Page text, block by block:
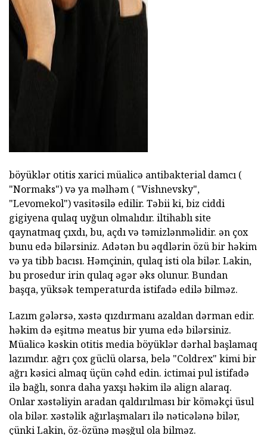
böyüklər otitis xarici müalicə antibakterial damcı (
"Normaks") və ya məlhəm ( "Vishnevsky",
"Levomekol") vasitəsilə edilir. Təbii ki, biz ciddi
gigiyena qulaq uyğun olmalıdır. iltihablı site
qaynatmaq çıxdı, bu, açdı və təmizlənməlidir. ən çox
bunu edə bilərsiniz. Adətən bu əqdlərin özü bir həkim
və ya tibb bacısı. Həmçinin, qulaq isti ola bilər. Lakin,
bu prosedur irin qulaq əgər əks olunur. Bundan
başqa, yüksək temperaturda istifadə edilə bilməz.
Lazım gələrsə, xəstə qızdırmanı azaldan dərman edir.
həkim də eşitmə meatus bir yuma edə bilərsiniz.
Müalicə kəskin otitis media böyüklər dərhal başlamaq
lazımdır. ağrı çox güclü olarsa, belə "Coldrex" kimi bir
ağrı kəsici almaq üçün cəhd edin. ictimai pul istifadə
ilə bağlı, sonra daha yaxşı həkim ilə align alaraq.
Onlar xəstəliyin aradan qaldırılması bir köməkçi üsul
ola bilər. xəstəlik ağırlaşmaları ilə nəticələnə bilər,
çünki Lakin, öz-özünə məşğul ola bilməz.